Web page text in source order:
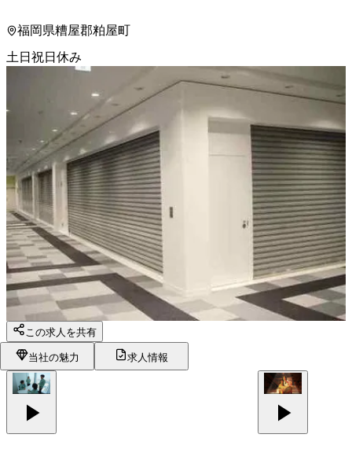
福岡県糟屋郡粕屋町
土日祝日休み
この求人を共有
当社の魅力 求人情報